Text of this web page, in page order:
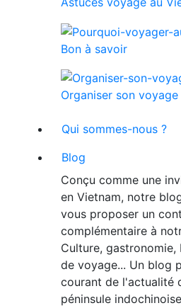
Bon à savoir
Organiser son
Qui sommes-nous ?
Blog
Conçu comme une
en Vietnam, notre
vous proposer un
complémentaire à
Culture, gastronomie,
de voyage... Un blog
courant de l'actualité
péninsule